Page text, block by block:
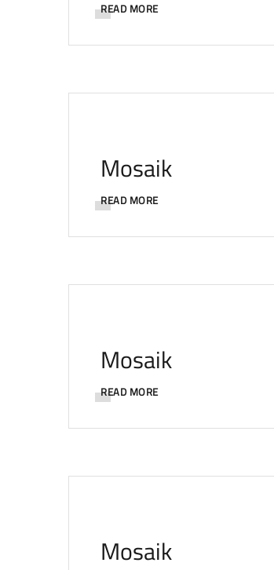
READ MORE
Mosaik
READ MORE
Mosaik
READ MORE
Mosaik